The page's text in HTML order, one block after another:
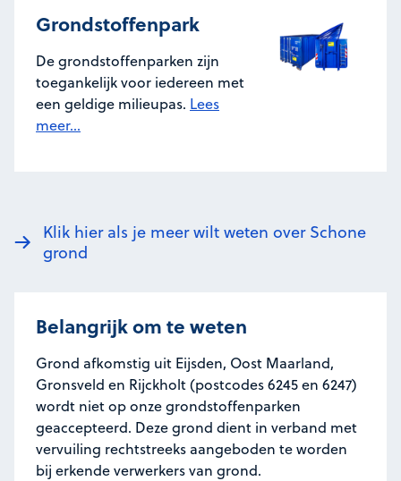
Grondstoffenpark
De grondstoffenparken zijn
toegankelijk voor iedereen met
een geldige milieupas. Lees
meer...
Klik hier als je meer wilt weten over Schone
grond
Belangrijk om te weten
Grond afkomstig uit Eijsden, Oost Maarland,
Gronsveld en Rijckholt (postcodes 6245 en 6247)
wordt niet op onze grondstoffenparken
geaccepteerd. Deze grond dient in verband met
vervuiling rechtstreeks aangeboden te worden
bij erkende verwerkers van grond.